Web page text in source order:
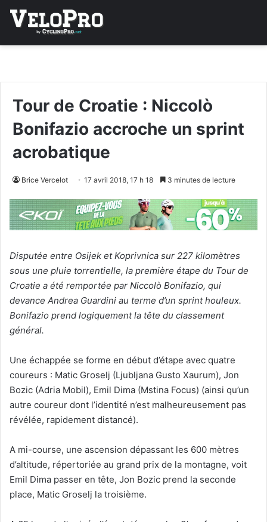
Tour de Croatie : Niccolò
Bonifazio accroche un sprint
acrobatique
Brice Vercelot 17 avril 2018, 17 h 18 3 minutes de lecture
Disputée entre Osijek et Koprivnica sur 227 kilomètres
sous une pluie torrentielle, la première étape du Tour de
Croatie a été remportée par Niccolò Bonifazio, qui
devance Andrea Guardini au terme d’un sprint houleux.
Bonifazio prend logiquement la tête du classement
général.
Une échappée se forme en début d’étape avec quatre
coureurs : Matic Groselj (Ljubljana Gusto Xaurum), Jon
Bozic (Adria Mobil), Emil Dima (Mstina Focus) (ainsi qu’un
autre coureur dont l’identité n’est malheureusement pas
révélée, rapidement distancé).
A mi-course, une ascension dépassant les 600 mètres
d’altitude, répertoriée au grand prix de la montagne, voit
Emil Dima passer en tête, Jon Bozic prend la seconde
place, Matic Groselj la troisième.